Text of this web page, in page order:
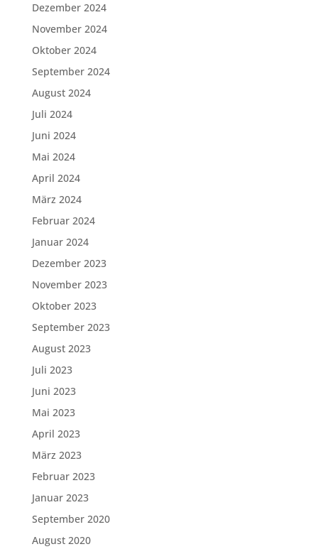
Dezember 2024
November 2024
Oktober 2024
September 2024
August 2024
Juli 2024
Juni 2024
Mai 2024
April 2024
März 2024
Februar 2024
Januar 2024
Dezember 2023
November 2023
Oktober 2023
September 2023
August 2023
Juli 2023
Juni 2023
Mai 2023
April 2023
März 2023
Februar 2023
Januar 2023
September 2020
August 2020